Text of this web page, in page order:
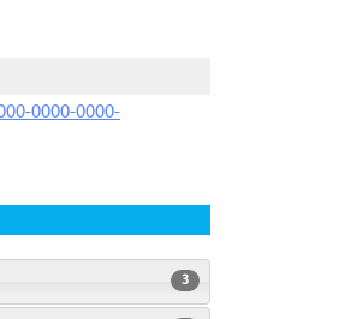
0000-0000-
3